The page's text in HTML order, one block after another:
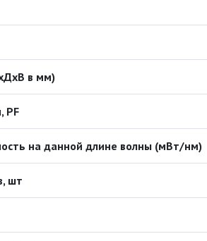
в мм)
PF
на данной длине волны (мВт/нм)
шт